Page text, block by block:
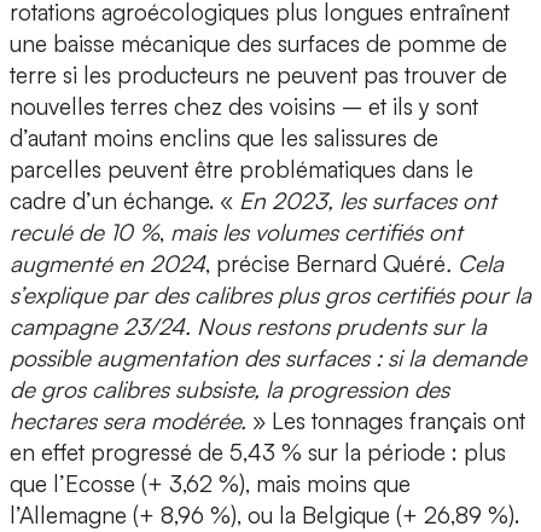
rotations agroécologiques plus longues entraînent
une baisse mécanique des surfaces de pomme de
terre si les producteurs ne peuvent pas trouver de
nouvelles terres chez des voisins – et ils y sont
d’autant moins enclins que les salissures de
parcelles peuvent être problématiques dans le
cadre d’un échange. « En 2023, les surfaces ont
reculé de 10 %, mais les volumes certifiés ont
augmenté en 2024, précise Bernard Quéré. Cela
s’explique par des calibres plus gros certifiés pour la
campagne 23/24. Nous restons prudents sur la
possible augmentation des surfaces : si la demande
de gros calibres subsiste, la progression des
hectares sera modérée. » Les tonnages français ont
en effet progressé de 5,43 % sur la période : plus
que l’Ecosse (+ 3,62 %), mais moins que
l’Allemagne (+ 8,96 %), ou la Belgique (+ 26,89 %).